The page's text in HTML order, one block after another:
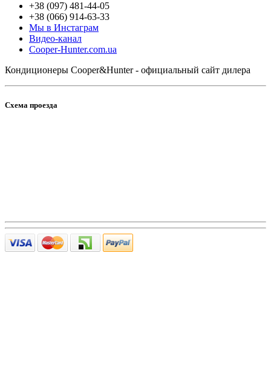
+38 (097) 481-44-05
+38 (066) 914-63-33
Мы в Инстаграм
Видео-канал
Cooper-Hunter.com.ua
Кондиционеры Cooper&Hunter - официальный сайт дилера
Схема проезда